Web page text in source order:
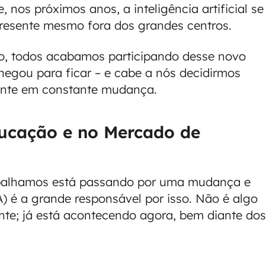
nos próximos anos, a inteligência artificial se
mesmo fora dos grandes centros.
todos acabamos participando desse novo
para ficar – e cabe a nós decidirmos
em constante mudança.
e no Mercado de
está passando por uma mudança e
a grande responsável por isso. Não é algo
já está acontecendo agora, bem diante dos